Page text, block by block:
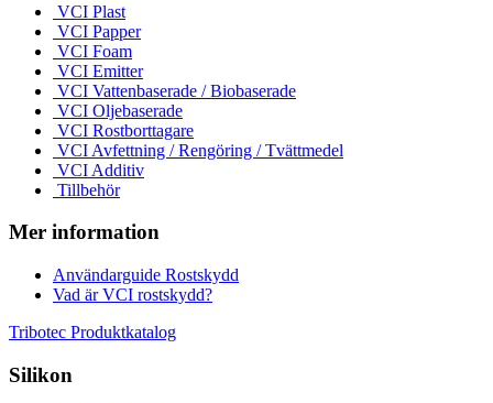
VCI Plast
VCI Papper
VCI Foam
VCI Emitter
VCI Vattenbaserade / Biobaserade
VCI Oljebaserade
VCI Rostborttagare
VCI Avfettning / Rengöring / Tvättmedel
VCI Additiv
Tillbehör
Mer information
Användarguide Rostskydd
Vad är VCI rostskydd?
Tribotec Produktkatalog
Silikon